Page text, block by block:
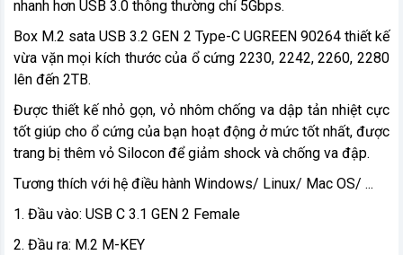
nhanh hơn USB 3.0 thông thường chỉ 5Gbps.
Box M.2 sata USB 3.2 GEN 2 Type-C UGREEN 90264 thiết kế
vừa vặn mọi kích thước của ổ cứng 2230, 2242, 2260, 2280
lên đến 2TB.
Được thiết kế nhỏ gọn, vỏ nhôm chống va dập tản nhiệt cực
tốt giúp cho ổ cứng của bạn hoạt động ở mức tốt nhất, được
trang bị thêm vỏ Silocon để giảm shock và chống va đập.
Tương thích với hệ điều hành Windows/ Linux/ Mac OS/ ...
1. Đầu vào: USB C 3.1 GEN 2 Female
2. Đầu ra: M.2 M-KEY